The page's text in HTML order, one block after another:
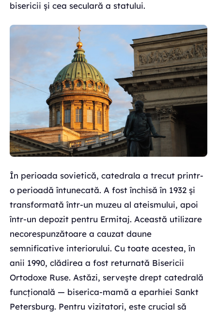
bisericii și cea seculară a statului.
În perioada sovietică, catedrala a trecut printr-
o perioadă întunecată. A fost închisă în 1932 și
transformată într-un muzeu al ateismului, apoi
într-un depozit pentru Ermitaj. Această utilizare
necorespunzătoare a cauzat daune
semnificative interiorului. Cu toate acestea, în
anii 1990, clădirea a fost returnată Bisericii
Ortodoxe Ruse. Astăzi, servește drept catedrală
funcțională — biserica-mamă a eparhiei Sankt
Petersburg. Pentru vizitatori, este crucial să